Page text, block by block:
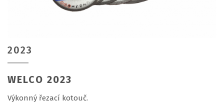
2023
WELCO 2023
Výkonný řezací kotouč.